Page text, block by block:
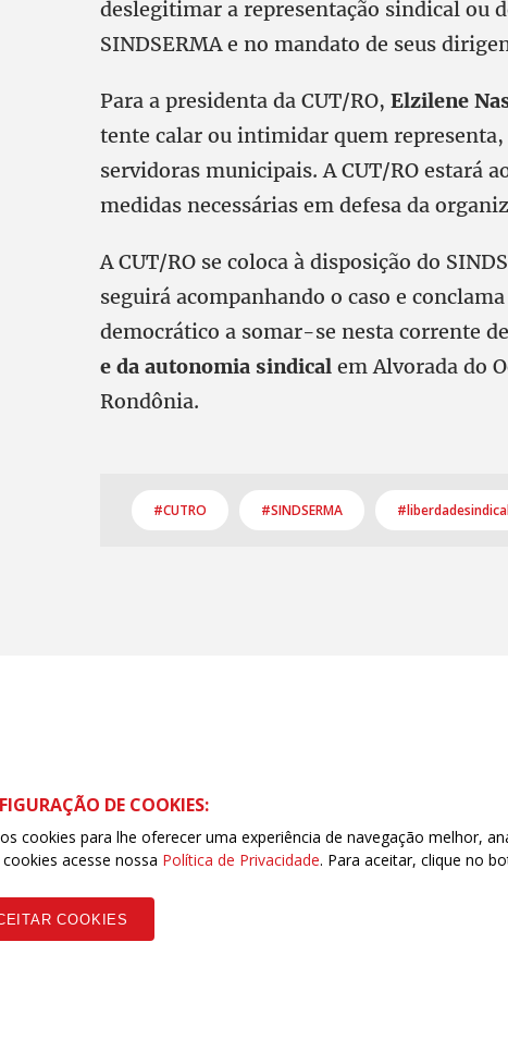
deslegitimar a representação sindical ou
SINDSERMA e no mandato de seus
Para a presidenta da CUT/RO, Elzilene
tente calar ou intimidar quem
servidoras municipais. A CUT/RO estará
medidas necessárias em defesa da
A CUT/RO se coloca à disposição do
seguirá acompanhando o caso e
democrático a somar-se nesta corrente
e da autonomia sindical em Alvorada do
Rondônia.
#CUTRO #SINDSERMA
Porto Velho - RO, 78905-700 - E-mail: cutrondoniacentral@gmail.com
DE COOKIES:
cookies para lhe oferecer uma experiência de navegação melhor,
acesse nossa Política de Privacidade. Para aceitar, clique no
COOKIES